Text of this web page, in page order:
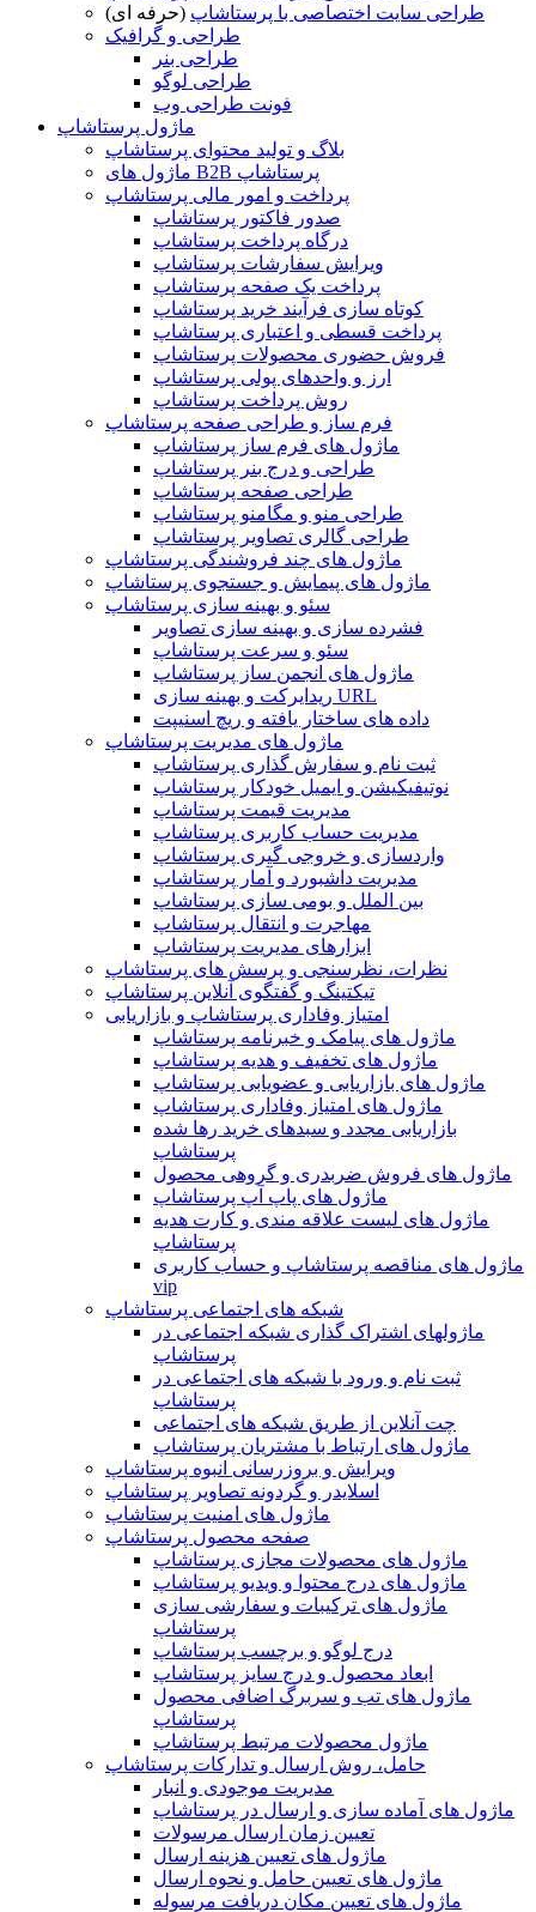
طراحی سایت اختصاصی با پرستاشاپ (حرفه ای)
طراحی و گرافیک
طراحی بنر
طراحی لوگو
فونت طراحی وب
ماژول پرستاشاپ
بلاگ و تولید محتوای پرستاشاپ
ماژول های B2B پرستاشاپ
پرداخت و امور مالی پرستاشاپ
صدور فاکتور پرستاشاپ
درگاه پرداخت پرستاشاپ
ویرایش سفارشات پرستاشاپ
پرداخت یک صفحه پرستاشاپ
کوتاه سازی فرآیند خرید پرستاشاپ
پرداخت قسطی و اعتباری پرستاشاپ
فروش حضوری محصولات پرستاشاپ
ارز و واحدهای پولی پرستاشاپ
روش پرداخت پرستاشاپ
فرم ساز و طراحی صفحه پرستاشاپ
ماژول های فرم ساز پرستاشاپ
طراحی و درج بنر پرستاشاپ
طراحی صفحه پرستاشاپ
طراحی منو و مگامنو پرستاشاپ
طراحی گالری تصاویر پرستاشاپ
ماژول های چند فروشندگی پرستاشاپ
ماژول های پیمایش و جستجوی پرستاشاپ
سئو و بهینه سازی پرستاشاپ
فشرده سازی و بهینه سازی تصاویر
سئو و سرعت پرستاشاپ
ماژول های انجمن ساز پرستاشاپ
ریدایرکت و بهینه سازی URL
داده های ساختار یافته و ریچ اسنیپت
ماژول های مدیریت پرستاشاپ
ثبت نام و سفارش گذاری پرستاشاپ
نوتیفیکیشن و ایمیل خودکار پرستاشاپ
مدیریت قیمت پرستاشاپ
مدیریت حساب کاربری پرستاشاپ
واردسازی و خروجی گیری پرستاشاپ
مدیریت داشبورد و آمار پرستاشاپ
بین الملل و بومی سازی پرستاشاپ
مهاجرت و انتقال پرستاشاپ
ابزارهای مدیریت پرستاشاپ
نظرات، نظرسنجی و پرسش های پرستاشاپ
تیکتینگ و گفتگوی آنلاین پرستاشاپ
امتیاز وفاداری پرستاشاپ و بازاریابی
ماژول های پیامک و خبرنامه پرستاشاپ
ماژول های تخفیف و هدیه پرستاشاپ
ماژول های بازاریابی و عضویابی پرستاشاپ
ماژول های امتیاز وفاداری پرستاشاپ
بازاریابی مجدد و سبدهای خرید رها شده
پرستاشاپ
ماژول های فروش ضربدری و گروهی محصول
ماژول های پاپ آپ پرستاشاپ
ماژول های لیست علاقه مندی و کارت هدیه
پرستاشاپ
ماژول های مناقصه پرستاشاپ و حساب کاربری
vip
شبکه های اجتماعی پرستاشاپ
ماژولهای اشتراک‌ گذاری شبکه اجتماعی در
پرستاشاپ
ثبت نام و ورود با شبکه های اجتماعی در
پرستاشاپ
چت آنلاین از طریق شبکه های اجتماعی
ماژول های ارتباط با مشتریان پرستاشاپ
ویرایش و بروزرسانی انبوه پرستاشاپ
اسلایدر و گردونه تصاویر پرستاشاپ
ماژول های امنیت پرستاشاپ
صفحه محصول پرستاشاپ
ماژول های محصولات مجازی پرستاشاپ
ماژول های درج محتوا و ویدیو پرستاشاپ
ماژول های ترکیبات و سفارشی سازی
پرستاشاپ
درج لوگو و برچسب پرستاشاپ
ابعاد محصول و درج سایز پرستاشاپ
ماژول های تب و سربرگ اضافی محصول
پرستاشاپ
ماژول محصولات مرتبط پرستاشاپ
حامل، روش ارسال و تدارکات پرستاشاپ
مدیریت موجودی و انبار
ماژول های آماده سازی و ارسال در پرستاشاپ
تعیین زمان ارسال مرسولات
ماژول های تعیین هزینه ارسال
ماژول های تعیین حامل و نحوه ارسال
ماژول های تعیین مکان دریافت مرسوله